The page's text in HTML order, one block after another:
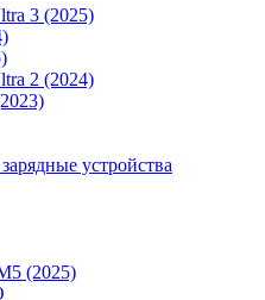
3 (2025)
2 (2024)
устройства
(2025)